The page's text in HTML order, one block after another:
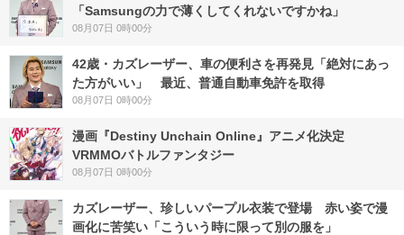
「Samsungの力で薄くしてくれないですかね」
08月07日 0時00分
42歳・カズレーザー、車の便利さを再発見「絶対にあっ
た方がいい」 最近、普通自動車免許を取得
08月07日 0時00分
漫画『Destiny Unchain Online』アニメ化決定
VRMMOバトルファンタジー
08月07日 0時00分
カズレーザー、珍しいパープル衣装で登場 赤い姿で漫
画化に苦笑い「こういう時に限って別の服を」